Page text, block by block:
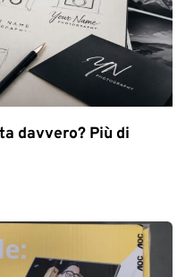
davvero? Più di